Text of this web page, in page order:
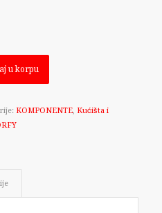
u korpu
KOMPONENTE, Kućišta i